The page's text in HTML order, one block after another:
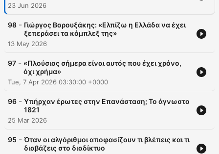
23 Jun 2026
98 - Γιώργος Βαρουξάκης: «Ελπίζω η Ελλάδα να έχει
ξεπεράσει τα κόμπλεξ της»
13 May 2026
97 - «Πλούσιος σήμερα είναι αυτός που έχει χρόνο,
όχι χρήμα»
Tue, 7 Apr 2026 03:30:00 +0000
96 - Υπήρχαν έρωτες στην Επανάσταση; Το άγνωστο
1821
25 Mar 2026
95 - Όταν οι αλγόριθμοι αποφασίζουν τι βλέπεις και τι
διαβάζεις στο διαδίκτυο